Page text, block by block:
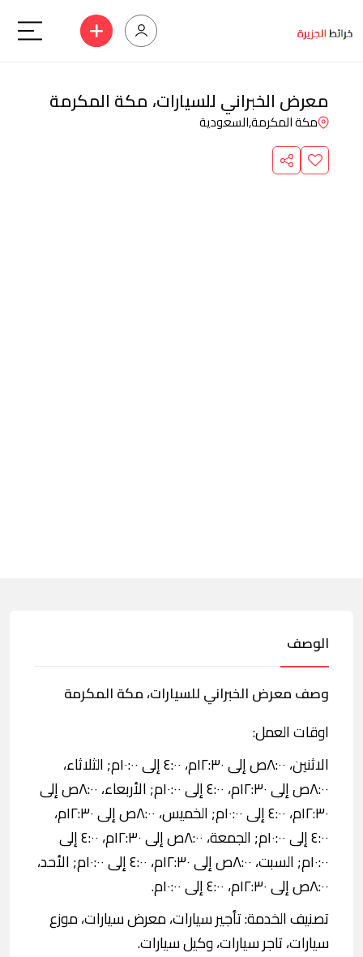
معرض الخبراني للسيارات، مكة المكرمة
مكة المكرمة,السعودية
الوصف
وصف معرض الخبراني للسيارات، مكة المكرمة
اوقات العمل:
الاثنين، ٨:٠٠ص إلى ١٢:٣٠م، ٤:٠٠ إلى ١٠:٠٠م; الثلاثاء،
٨:٠٠ص إلى ١٢:٣٠م، ٤:٠٠ إلى ١٠:٠٠م; الأربعاء، ٨:٠٠ص إلى
١٢:٣٠م، ٤:٠٠ إلى ١٠:٠٠م; الخميس، ٨:٠٠ص إلى ١٢:٣٠م،
٤:٠٠ إلى ١٠:٠٠م; الجمعة، ٨:٠٠ص إلى ١٢:٣٠م، ٤:٠٠ إلى
١٠:٠٠م; السبت، ٨:٠٠ص إلى ١٢:٣٠م، ٤:٠٠ إلى ١٠:٠٠م; الأحد،
٨:٠٠ص إلى ١٢:٣٠م، ٤:٠٠ إلى ١٠:٠٠م.
تصنيف الخدمة: تأجير سيارات، معرض سيارات، موزع
سيارات، تاجر سيارات، وكيل سيارات.